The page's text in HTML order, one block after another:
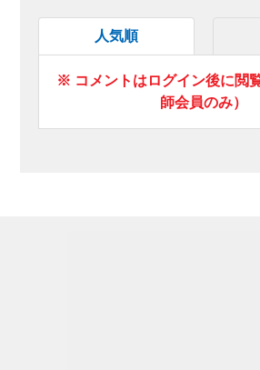
人気順
※ コメントはログイン後に閲
師会員のみ）